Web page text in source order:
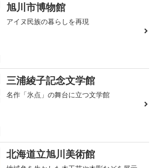
旭川市博物館
アイヌ民族の暮らしを再現
三浦綾子記念文学館
名作「氷点」の舞台に立つ文学館
北海道立旭川美術館